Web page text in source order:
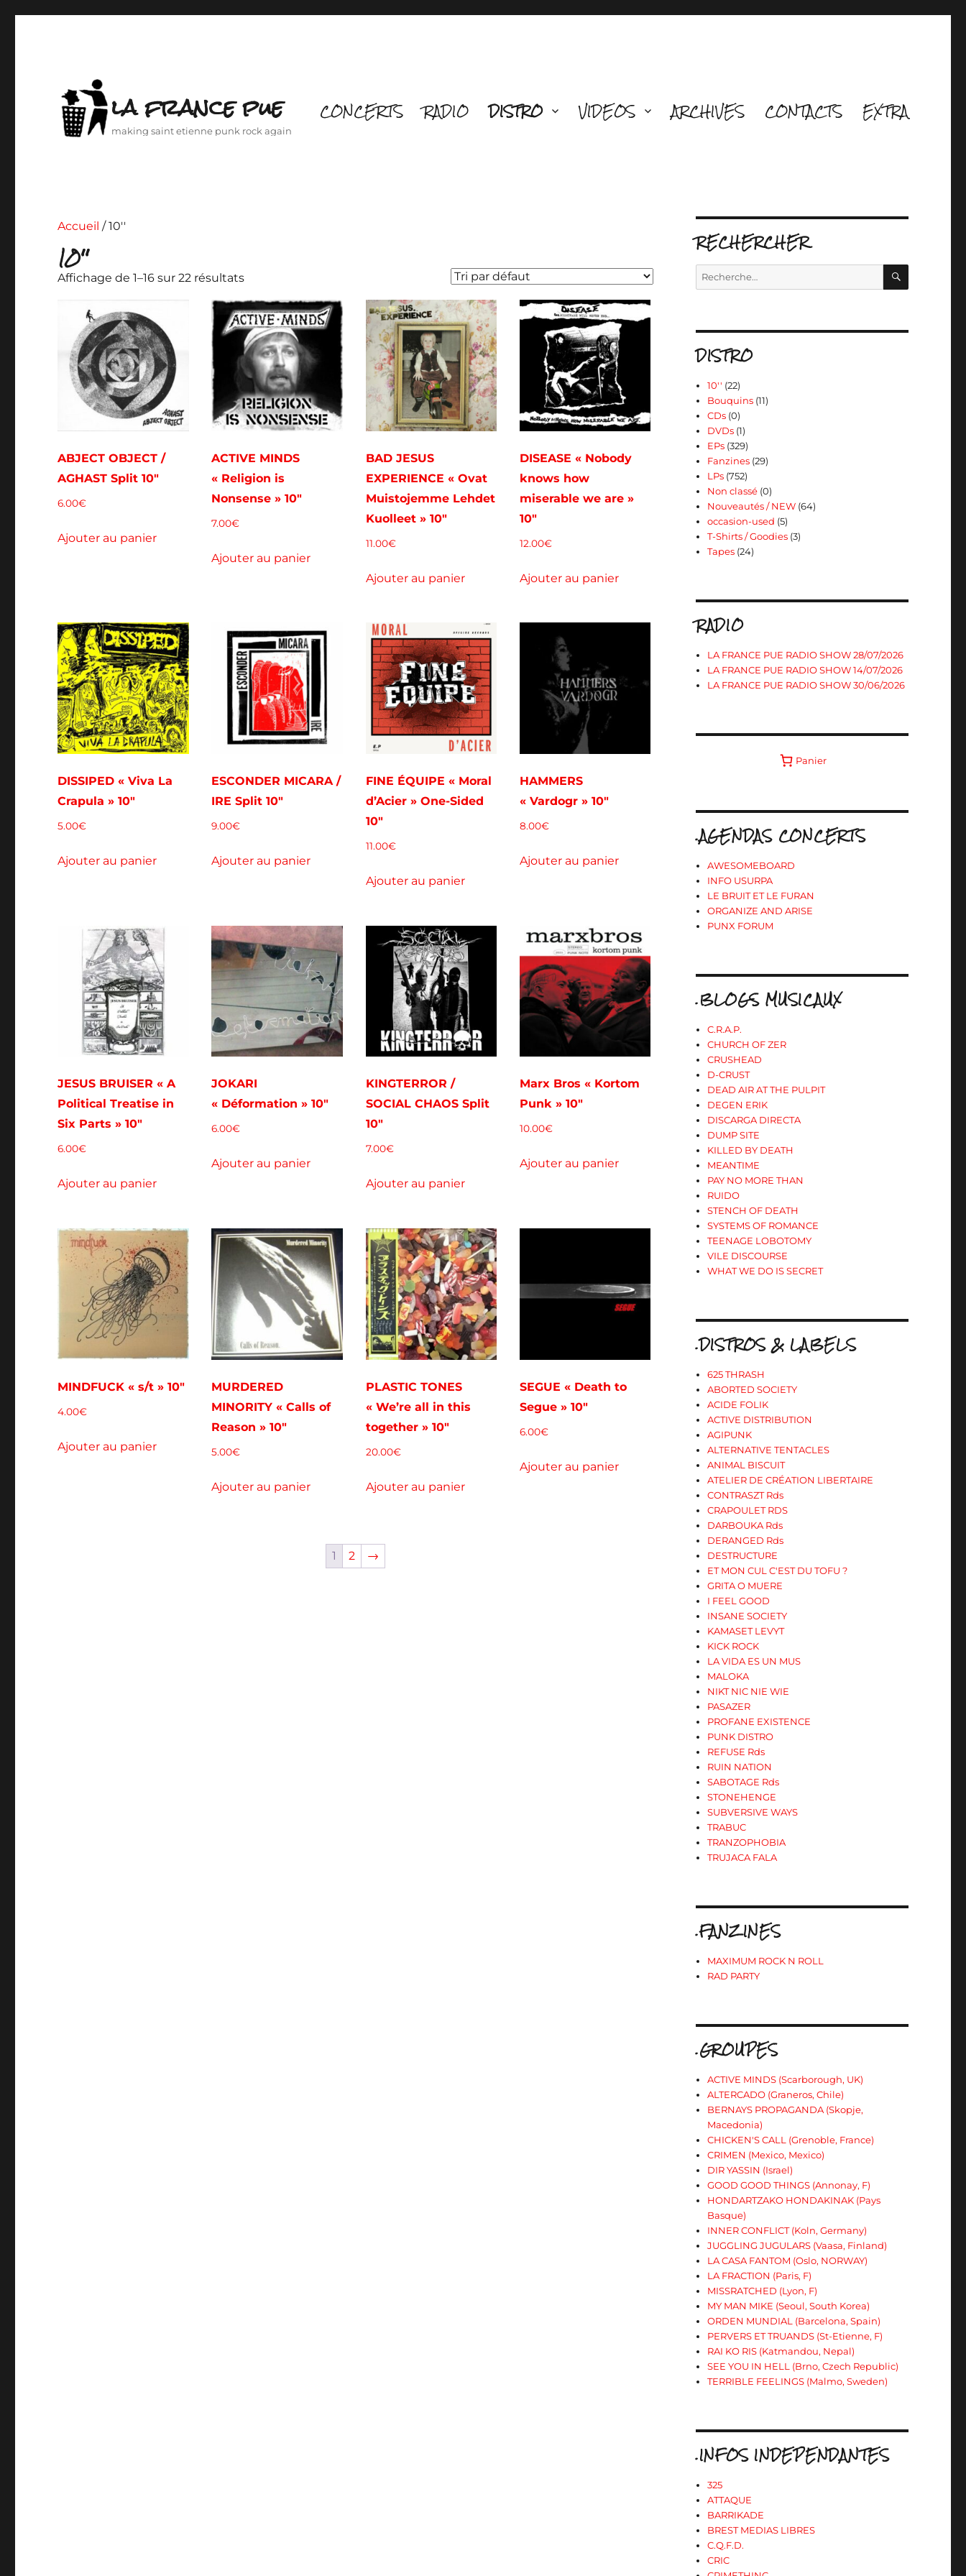
la france pue
making saint etienne punk rock again
CONCERTS RADIO DISTRO VIDEOS ARCHIVES CONTACTS EXTRA
Accueil / 10''
10''
Affichage de 1–16 sur 22 résultats
ABJECT OBJECT /
AGHAST Split 10″
6.00€
Ajouter au panier
ACTIVE MINDS
« Religion is
Nonsense » 10″
7.00€
Ajouter au panier
BAD JESUS
EXPERIENCE « Ovat
Muistojemme Lehdet
Kuolleet » 10″
11.00€
Ajouter au panier
DISEASE « Nobody
knows how
miserable we are »
10″
12.00€
Ajouter au panier
DISSIPED « Viva La
Crapula » 10″
5.00€
Ajouter au panier
ESCONDER MICARA /
IRE Split 10″
9.00€
Ajouter au panier
FINE ÉQUIPE « Moral
d’Acier » One-Sided
10″
11.00€
Ajouter au panier
HAMMERS
« Vardogr » 10″
8.00€
Ajouter au panier
JESUS BRUISER « A
Political Treatise in
Six Parts » 10″
6.00€
Ajouter au panier
JOKARI
« Déformation » 10″
6.00€
Ajouter au panier
KINGTERROR /
SOCIAL CHAOS Split
10″
7.00€
Ajouter au panier
Marx Bros « Kortom
Punk » 10″
10.00€
Ajouter au panier
MINDFUCK « s/t » 10″
4.00€
Ajouter au panier
MURDERED
MINORITY « Calls of
Reason » 10″
5.00€
Ajouter au panier
PLASTIC TONES
« We’re all in this
together » 10″
20.00€
Ajouter au panier
SEGUE « Death to
Segue » 10″
6.00€
Ajouter au panier
1 2 →
RECHERCHER
Recherche
DISTRO
10'' (22)
Bouquins (11)
CDs (0)
DVDs (1)
EPs (329)
Fanzines (29)
LPs (752)
Non classé (0)
Nouveautés / NEW (64)
occasion-used (5)
T-Shirts / Goodies (3)
Tapes (24)
RADIO
LA FRANCE PUE RADIO SHOW 28/07/2026
LA FRANCE PUE RADIO SHOW 14/07/2026
LA FRANCE PUE RADIO SHOW 30/06/2026
Panier
.AGENDAS CONCERTS
AWESOMEBOARD
INFO USURPA
LE BRUIT ET LE FURAN
ORGANIZE AND ARISE
PUNX FORUM
.BLOGS MUSICAUX
C.R.A.P.
CHURCH OF ZER
CRUSHEAD
D-CRUST
DEAD AIR AT THE PULPIT
DEGEN ERIK
DISCARGA DIRECTA
DUMP SITE
KILLED BY DEATH
MEANTIME
PAY NO MORE THAN
RUIDO
STENCH OF DEATH
SYSTEMS OF ROMANCE
TEENAGE LOBOTOMY
VILE DISCOURSE
WHAT WE DO IS SECRET
.DISTROS & LABELS
625 THRASH
ABORTED SOCIETY
ACIDE FOLIK
ACTIVE DISTRIBUTION
AGIPUNK
ALTERNATIVE TENTACLES
ANIMAL BISCUIT
ATELIER DE CRÉATION LIBERTAIRE
CONTRASZT Rds
CRAPOULET RDS
DARBOUKA Rds
DERANGED Rds
DESTRUCTURE
ET MON CUL C'EST DU TOFU ?
GRITA O MUERE
I FEEL GOOD
INSANE SOCIETY
KAMASET LEVYT
KICK ROCK
LA VIDA ES UN MUS
MALOKA
NIKT NIC NIE WIE
PASAZER
PROFANE EXISTENCE
PUNK DISTRO
REFUSE Rds
RUIN NATION
SABOTAGE Rds
STONEHENGE
SUBVERSIVE WAYS
TRABUC
TRANZOPHOBIA
TRUJACA FALA
.FANZINES
MAXIMUM ROCK N ROLL
RAD PARTY
.GROUPES
ACTIVE MINDS (Scarborough, UK)
ALTERCADO (Graneros, Chile)
BERNAYS PROPAGANDA (Skopje,
Macedonia)
CHICKEN'S CALL (Grenoble, France)
CRIMEN (Mexico, Mexico)
DIR YASSIN (Israel)
GOOD GOOD THINGS (Annonay, F)
HONDARTZAKO HONDAKINAK (Pays
Basque)
INNER CONFLICT (Koln, Germany)
JUGGLING JUGULARS (Vaasa, Finland)
LA CASA FANTOM (Oslo, NORWAY)
LA FRACTION (Paris, F)
MISSRATCHED (Lyon, F)
MY MAN MIKE (Seoul, South Korea)
ORDEN MUNDIAL (Barcelona, Spain)
PERVERS ET TRUANDS (St-Etienne, F)
RAI KO RIS (Katmandou, Nepal)
SEE YOU IN HELL (Brno, Czech Republic)
TERRIBLE FEELINGS (Malmo, Sweden)
.INFOS INDEPENDANTES
325
ATTAQUE
BARRIKADE
BREST MEDIAS LIBRES
C.Q.F.D.
CRIC